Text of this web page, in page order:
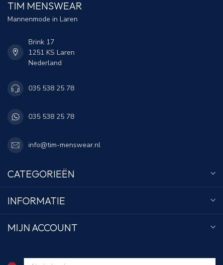
TIM MENSWEAR
Mannenmode in Laren
Brink 17
1251 KS Laren
Nederland
035 538 25 78
035 538 25 78
info@tim-menswear.nl
CATEGORIEËN
INFORMATIE
MIJN ACCOUNT